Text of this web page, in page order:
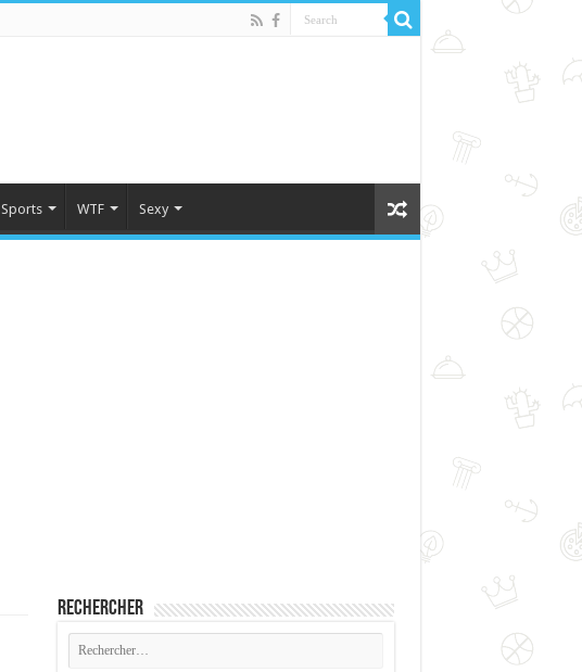
Sports WTF Sexy
Rechercher